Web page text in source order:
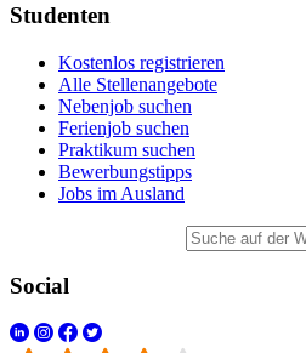
Studenten
Kostenlos registrieren
Alle Stellenangebote
Nebenjob suchen
Ferienjob suchen
Praktikum suchen
Bewerbungstipps
Jobs im Ausland
Social